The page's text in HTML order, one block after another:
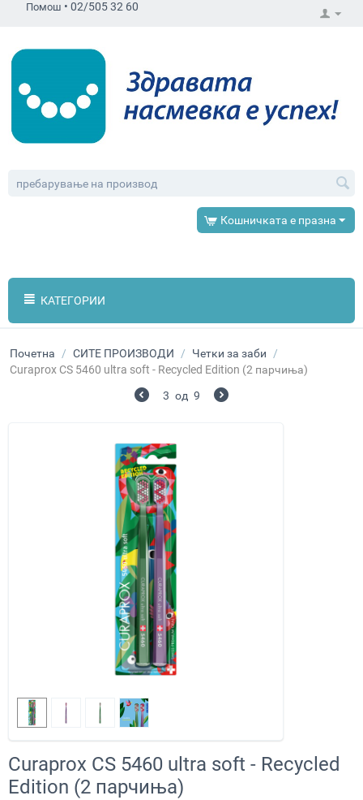
Помош • 02/505 32 60
Кошничката е празна
КАТЕГОРИИ
Почетна / СИТЕ ПРОИЗВОДИ / Четки за заби /
Curaprox CS 5460 ultra soft - Recycled Edition (2 парчиња)
3 од 9
Curaprox CS 5460 ultra soft - Recycled
Edition (2 парчиња)